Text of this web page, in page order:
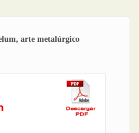
arte metalúrgico